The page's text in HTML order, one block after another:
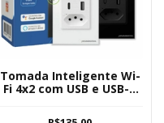
Tomada Inteligente Wi-
Fi 4x2 com USB e USB-C